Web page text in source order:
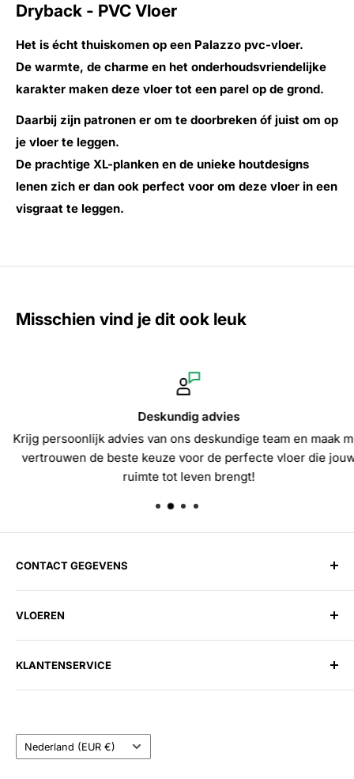
Dryback - PVC Vloer
Het is écht thuiskomen op een Palazzo pvc-vloer.
De warmte, de charme en het onderhoudsvriendelijke
karakter maken deze vloer tot een parel op de grond.
Daarbij zijn patronen er om te doorbreken óf juist om op
je vloer te leggen.
De prachtige XL-planken en de unieke houtdesigns
lenen zich er dan ook perfect voor om deze vloer in een
visgraat te leggen.
Misschien vind je dit ook leuk
Deskundig advies
Krijg persoonlijk advies van ons deskundige team en maak met
vertrouwen de beste keuze voor de perfecte vloer die jouw
ruimte tot leven brengt!
CONTACT GEGEVENS
Harman Vloerenloods
Spitsbergen 1, 1505 EG Zaandam
Telefoon:075 202 27 58
E-mail:info@harmanvloerenloods.nl
Openingstijden:
Zondag: Gesloten
VLOEREN
PVC
Tapijt
Parket
KLANTENSERVICE
Veelgestelde vragen
Land/regio
Nederland (EUR €)